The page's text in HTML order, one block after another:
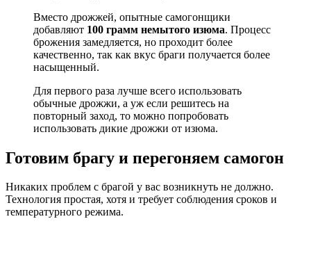
Вместо дрожжей, опытные самогонщики
добавляют 100 грамм немытого изюма. Процесс
брожения замедляется, но проходит более
качественно, так как вкус браги получается более
насыщенный.
Для первого раза лучше всего использовать
обычные дрожжи, а уж если решитесь на
повторный заход, то можно попробовать
использовать дикие дрожжи от изюма.
Готовим брагу и перегоняем самогон
Никаких проблем с брагой у вас возникнуть не должно.
Технология простая, хотя и требует соблюдения сроков и
температурного режима.